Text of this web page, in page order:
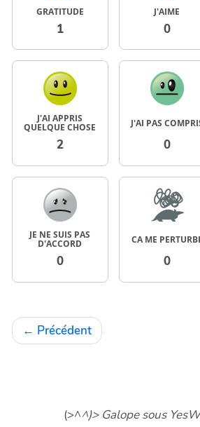
GRATITUDE
1
J'AIME
0
J'AI APPRIS
QUELQUE CHOSE
2
J'AI PAS
0
JE NE SUIS PAS
D'ACCORD
0
CA ME
0
← Précédent
(>^^)> Galope sous